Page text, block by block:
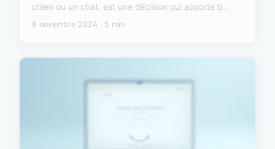
chien ou un chat, est une décision qui apporte b...
8 novembre 2024 · 5 min